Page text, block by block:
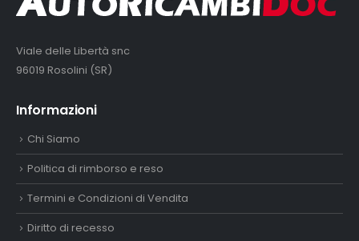
Viale delle Libertà snc
96019 Rosolini (SR)
Informazioni
Chi Siamo
Politica di rimborso e reso
Termini e Condizioni di Vendita
Diritto di recesso